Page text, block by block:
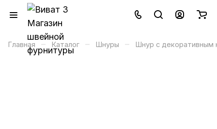
Главная – Каталог – Шнуры – Шнур с декоративным